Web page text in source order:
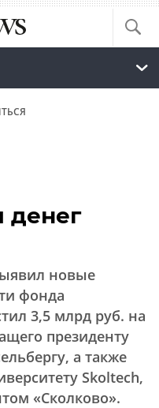
денег
новые
фонда
3,5 млрд руб. на
президенту
а также
Skoltech,
«Сколково».